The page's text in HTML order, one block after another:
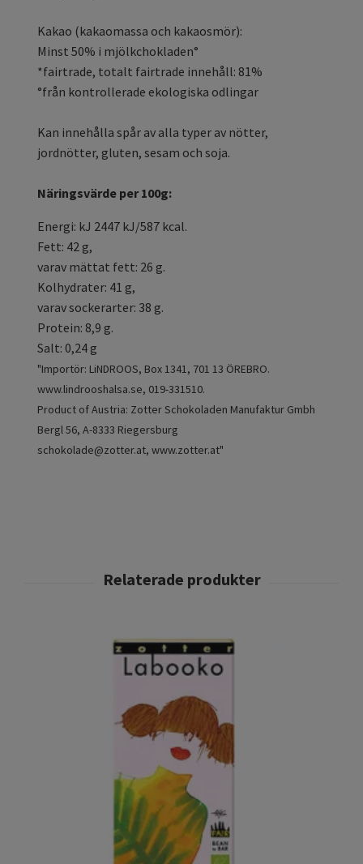
Kakao (kakaomassa och kakaosmör):
Minst 50% i mjölkchokladen°
*fairtrade, totalt fairtrade innehåll: 81%
°från kontrollerade ekologiska odlingar
Kan innehålla spår av alla typer av nötter,
jordnötter, gluten, sesam och soja.
Näringsvärde per 100g:
Energi: kJ 2447 kJ/587 kcal.
Fett: 42 g,
varav mättat fett: 26 g.
Kolhydrater: 41 g,
varav sockerarter: 38 g.
Protein: 8,9 g.
Salt: 0,24 g
"Importör: LiNDROOS, Box 1341, 701 13 ÖREBRO.
www.lindrooshalsa.se, 019-331510.
Product of Austria: Zotter Schokoladen Manufaktur Gmbh
Bergl 56, A-8333 Riegersburg
schokolade@zotter.at, www.zotter.at"